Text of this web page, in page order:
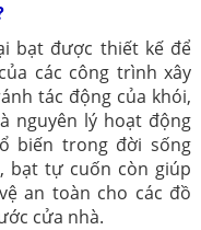
bạt được thiết kế để
các công trình xây
tác động của khói,
nguyên lý hoạt động
biến trong đời sống
bạt tự cuốn còn giúp
an toàn cho các đồ
cửa nhà.